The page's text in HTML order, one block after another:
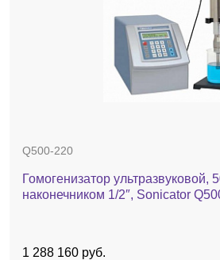
Q500-220
Гомогенизатор ультразвуковой,
наконечником 1/2″, Sonicator
1 288 160 руб.